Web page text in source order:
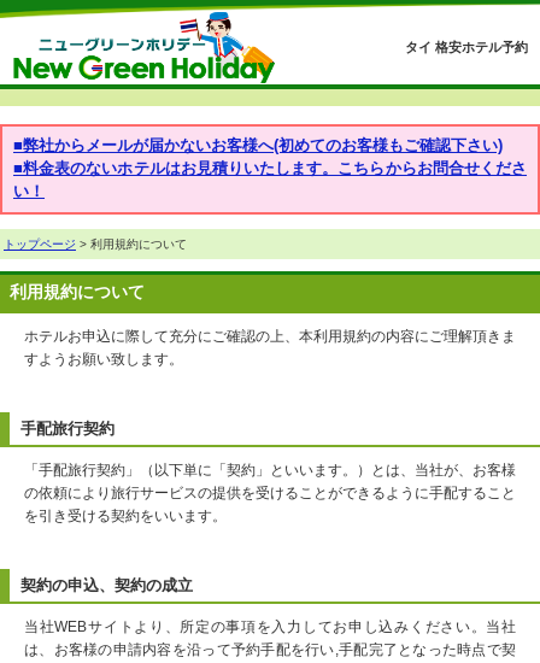
タイ 格安ホテル予約
■弊社からメールが届かないお客様へ(初めてのお客様もご確認下さい)
■料金表のないホテルはお見積りいたします。こちらからお問合せくださ
い！
トップページ > 利用規約について
利用規約について
ホテルお申込に際して充分にご確認の上、本利用規約の内容にご理解頂きま
すようお願い致します。
手配旅行契約
「手配旅行契約」（以下単に「契約」といいます。）とは、当社が、お客様
の依頼により旅行サービスの提供を受けることができるように手配すること
を引き受ける契約をいいます。
契約の申込、契約の成立
当社WEBサイトより、所定の事項を入力してお申し込みください。当社
は、お客様の申請内容を沿って予約手配を行い,手配完了となった時点で契